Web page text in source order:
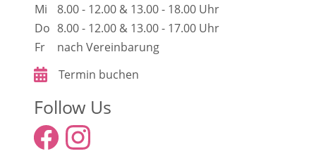
Mi
8.00 - 12.00 & 13.00 - 18.00 Uhr
Do 8.00 - 12.00 & 13.00 - 17.00 Uhr
Fr
nach Vereinbarung
Termin buchen
Follow Us